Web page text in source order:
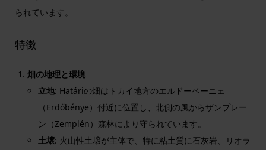
られています。
特徴
畑の地理と環境
立地: Határiの畑はトカイ地方のエルドーベーニェ
（Erdőbénye）付近に位置し、北側の風からザンプレー
ン（Zemplén）森林により守られています。
土壌: 火山性土壌が主体で、特に粘土質に石灰岩、リオラ